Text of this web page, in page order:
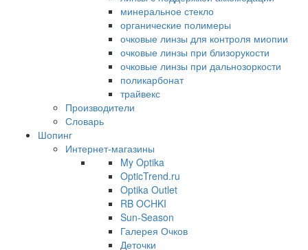
минеральное стекло
органические полимеры
очковые линзы для контроля миопии
очковые линзы при близорукости
очковые линзы при дальнозоркости
поликарбонат
трайвекс
Производители
Словарь
Шопинг
Интернет-магазины
My Optika
OpticTrend.ru
Optika Outlet
RB OCHKI
Sun-Season
Галерея Очков
Деточки